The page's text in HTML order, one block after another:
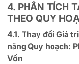
4. PHÂN TÍCH
THEO QUY
4.1. Thay đổi Giá
năng Quy hoạch:
Vốn